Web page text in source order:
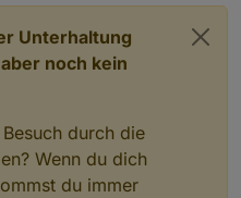
Unterhaltung
noch kein
durch die
Wenn du dich
du immer